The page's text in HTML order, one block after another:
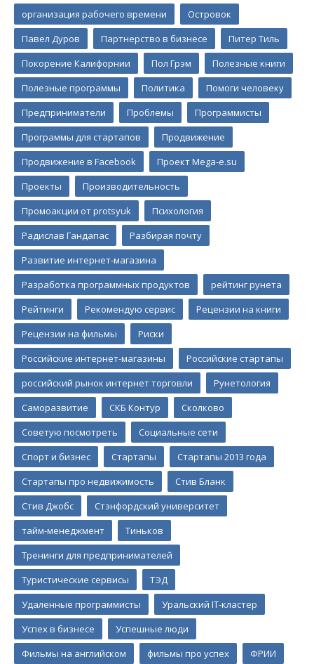
организация рабочего времени
Островок
Павел Дуров
Партнерство в бизнесе
Питер Тиль
Покорение Калифорнии
Пол Грэм
Полезные книги
Полезные программы
Политика
Помоги человеку
Предприниматели
Проблемы
Программисты
Программы для стартапов
Продвижение
Продвижение в Facebook
Проект Mega-e.su
Проекты
Производительность
Промоакции от protsyuk
Психология
Радислав Гандапас
Разбирая почту
Развитие интернет-магазина
Разработка программных продуктов
рейтинг рунета
Рейтинги
Рекомендую сервис
Рецензии на книги
Рецензии на фильмы
Риски
Российские интернет-магазины
Российские стартапы
российский рынок интернет торговли
Рунетология
Саморазвитие
СКБ Контур
Сколково
Советую посмотреть
Социальные сети
Спорт и бизнес
Стартапы
Стартапы 2013 года
Стартапы про недвижимость
Стив Бланк
Стив Джобс
Стэнфордский университет
тайм-менеджмент
Тиньков
Тренинги для предпринимателей
Туристические сервисы
ТЭД
Удаленные программисты
Уральский IT-кластер
Успех в бизнесе
Успешные люди
Фильмы на английском
фильмы про успех
ФРИИ